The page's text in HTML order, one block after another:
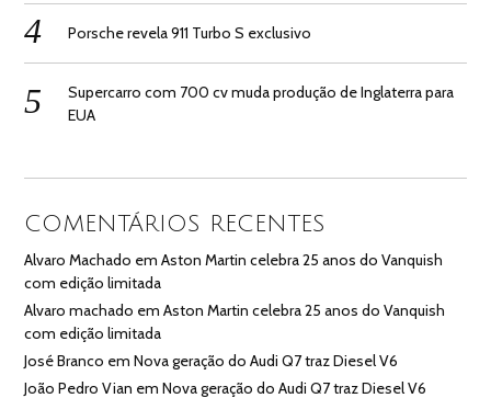
Porsche revela 911 Turbo S exclusivo
Supercarro com 700 cv muda produção de Inglaterra para
EUA
COMENTÁRIOS RECENTES
Alvaro Machado emAston Martin celebra 25 anos do Vanquish
com edição limitada
Alvaro machado emAston Martin celebra 25 anos do Vanquish
com edição limitada
José Branco emNova geração do Audi Q7 traz Diesel V6
João Pedro Vian emNova geração do Audi Q7 traz Diesel V6